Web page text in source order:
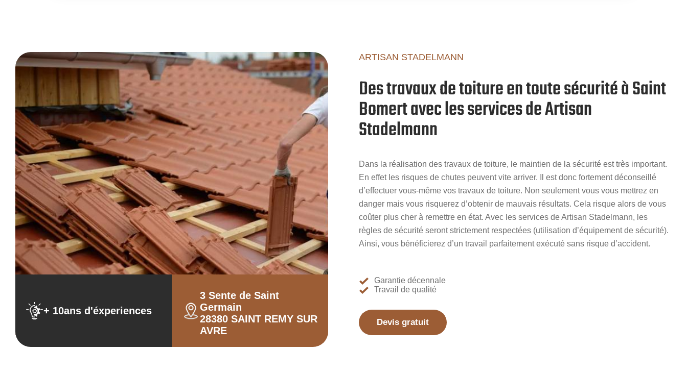
+ 10ans d'éxperiences
3 Sente de Saint
Germain
28380 SAINT REMY SUR
AVRE
ARTISAN STADELMANN
Des travaux de toiture en toute sécurité à Saint
Bomert avec les services de Artisan
Stadelmann
Dans la réalisation des travaux de toiture, le maintien de la sécurité est très important.
En effet les risques de chutes peuvent vite arriver. Il est donc fortement déconseillé
d’effectuer vous-même vos travaux de toiture. Non seulement vous vous mettrez en
danger mais vous risquerez d’obtenir de mauvais résultats. Cela risque alors de vous
coûter plus cher à remettre en état. Avec les services de Artisan Stadelmann, les
règles de sécurité seront strictement respectées (utilisation d’équipement de sécurité).
Ainsi, vous bénéficierez d’un travail parfaitement exécuté sans risque d’accident.
Garantie décennale
Travail de qualité
Devis gratuit